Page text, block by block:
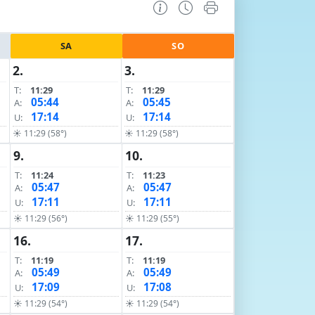
SA SO
2.
T:
11:29
A:
05:44
U: 17:14
☀ 11:29 (58°)
3.
T:
11:29
A:
05:45
U: 17:14
☀ 11:29 (58°)
9.
T:
11:24
A:
05:47
U: 17:11
☀ 11:29 (56°)
10.
T:
11:23
A:
05:47
U: 17:11
☀ 11:29 (55°)
16.
T:
11:19
A:
05:49
U: 17:09
☀ 11:29 (54°)
17.
T:
11:19
A:
05:49
U: 17:08
☀ 11:29 (54°)